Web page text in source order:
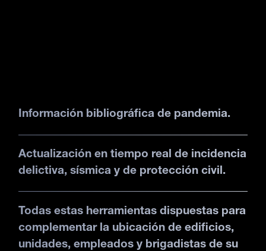
Información bibliográfica de pandemia.
Actualización en tiempo real de incidencia
delictiva, sísmica y de protección civil.
Todas estas herramientas dispuestas para
complementar la ubicación de edificios,
unidades, empleados y brigadistas de su